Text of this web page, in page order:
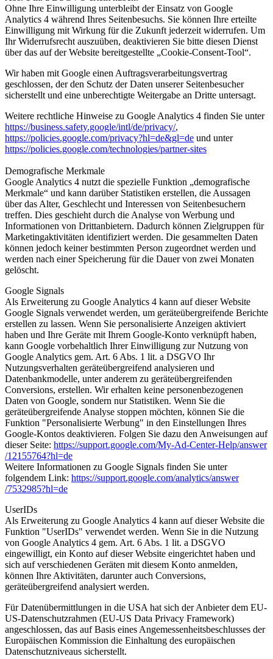
Ohne Ihre Einwilligung unterbleibt der Einsatz von Google
Analytics 4 während Ihres Seitenbesuchs. Sie können Ihre erteilte
Einwilligung mit Wirkung für die Zukunft jederzeit widerrufen. Um
Ihr Widerrufsrecht auszuüben, deaktivieren Sie bitte diesen Dienst
über das auf der Website bereitgestellte „Cookie-Consent-Tool“.
Wir haben mit Google einen Auftragsverarbeitungsvertrag
geschlossen, der den Schutz der Daten unserer Seitenbesucher
sicherstellt und eine unberechtigte Weitergabe an Dritte untersagt.
Weitere rechtliche Hinweise zu Google Analytics 4 finden Sie unter
https://business.safety.google/intl/de/privacy/,
https://policies.google.com/privacy?hl=de&gl=de und unter
https://policies.google.com/technologies/partner-sites
Demografische Merkmale
Google Analytics 4 nutzt die spezielle Funktion „demografische
Merkmale“ und kann darüber Statistiken erstellen, die Aussagen
über das Alter, Geschlecht und Interessen von Seitenbesuchern
treffen. Dies geschieht durch die Analyse von Werbung und
Informationen von Drittanbietern. Dadurch können Zielgruppen für
Marketingaktivitäten identifiziert werden. Die gesammelten Daten
können jedoch keiner bestimmten Person zugeordnet werden und
werden nach einer Speicherung für die Dauer von zwei Monaten
gelöscht.
Google Signals
Als Erweiterung zu Google Analytics 4 kann auf dieser Website
Google Signals verwendet werden, um geräteübergreifende Berichte
erstellen zu lassen. Wenn Sie personalisierte Anzeigen aktiviert
haben und Ihre Geräte mit Ihrem Google-Konto verknüpft haben,
kann Google vorbehaltlich Ihrer Einwilligung zur Nutzung von
Google Analytics gem. Art. 6 Abs. 1 lit. a DSGVO Ihr
Nutzungsverhalten geräteübergreifend analysieren und
Datenbankmodelle, unter anderem zu geräteübergreifenden
Conversions, erstellen. Wir erhalten keine personenbezogenen
Daten von Google, sondern nur Statistiken. Wenn Sie die
geräteübergreifende Analyse stoppen möchten, können Sie die
Funktion "Personalisierte Werbung" in den Einstellungen Ihres
Google-Kontos deaktivieren. Folgen Sie dazu den Anweisungen auf
dieser Seite: https://support.google.com/My-Ad-Center-Help/answer
/12155764?hl=de
Weitere Informationen zu Google Signals finden Sie unter
folgendem Link: https://support.google.com/analytics/answer
/7532985?hl=de
UserIDs
Als Erweiterung zu Google Analytics 4 kann auf dieser Website die
Funktion "UserIDs" verwendet werden. Wenn Sie in die Nutzung
von Google Analytics 4 gem. Art. 6 Abs. 1 lit. a DSGVO
eingewilligt, ein Konto auf dieser Website eingerichtet haben und
sich auf verschiedenen Geräten mit diesem Konto anmelden,
können Ihre Aktivitäten, darunter auch Conversions,
geräteübergreifend analysiert werden.
Für Datenübermittlungen in die USA hat sich der Anbieter dem EU-
US-Datenschutzrahmen (EU-US Data Privacy Framework)
angeschlossen, das auf Basis eines Angemessenheitsbeschlusses der
Europäischen Kommission die Einhaltung des europäischen
Datenschutzniveaus sicherstellt.